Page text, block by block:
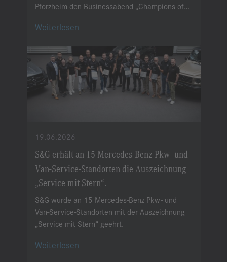
Pforzheim den Businessabend „Champions of
Weiterlesen
19.06.2026
S&G erhält an 15 Mercedes-Benz Pkw- und
Van-Service-Standorten die Auszeichnung
„Service mit Stern“.
S&G wurde an 15 Mercedes-Benz Pkw- und
Van-Service-Standorten mit der Auszeichnung
„Service mit Stern“ geehrt.
Weiterlesen